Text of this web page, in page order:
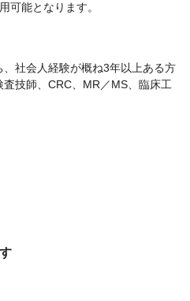
可能となります。
、社会人経験が概ね3年以上ある方
技師、CRC、MR／MS、臨床工